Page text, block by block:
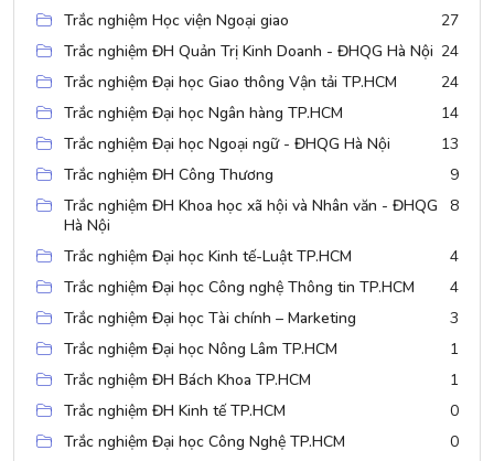
Trắc nghiệm Học viện Ngoại giao
27
Trắc nghiệm ĐH Quản Trị Kinh Doanh - ĐHQG Hà Nội 24
Trắc nghiệm Đại học Giao thông Vận tải TP.HCM
24
Trắc nghiệm Đại học Ngân hàng TP.HCM
14
Trắc nghiệm Đại học Ngoại ngữ - ĐHQG Hà Nội
13
Trắc nghiệm ĐH Công Thương
9
Trắc nghiệm ĐH Khoa học xã hội và Nhân văn - ĐHQG
Hà Nội
8
Trắc nghiệm Đại học Kinh tế-Luật TP.HCM
4
Trắc nghiệm Đại học Công nghệ Thông tin TP.HCM
4
Trắc nghiệm Đại học Tài chính – Marketing
3
Trắc nghiệm Đại học Nông Lâm TP.HCM
1
Trắc nghiệm ĐH Bách Khoa TP.HCM
1
Trắc nghiệm ĐH Kinh tế TP.HCM
0
Trắc nghiệm Đại học Công Nghệ TP.HCM
0